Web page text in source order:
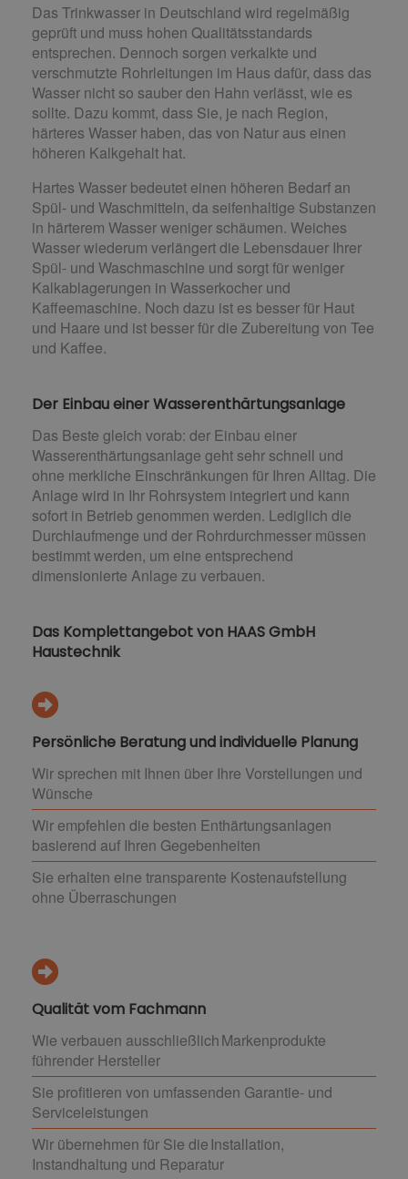
Das Trinkwasser in Deutschland wird regelmäßig
geprüft und muss hohen Qualitätsstandards
entsprechen. Dennoch sorgen verkalkte und
verschmutzte Rohrleitungen im Haus dafür, dass das
Wasser nicht so sauber den Hahn verlässt, wie es
sollte. Dazu kommt, dass Sie, je nach Region,
härteres Wasser haben, das von Natur aus einen
höheren Kalkgehalt hat.
Hartes Wasser bedeutet einen höheren Bedarf an
Spül- und Waschmitteln, da seifenhaltige Substanzen
in härterem Wasser weniger schäumen. Weiches
Wasser wiederum verlängert die Lebensdauer Ihrer
Spül- und Waschmaschine und sorgt für weniger
Kalkablagerungen in Wasserkocher und
Kaffeemaschine. Noch dazu ist es besser für Haut
und Haare und ist besser für die Zubereitung von Tee
und Kaffee.
Der Einbau einer Wasserenthärtungsanlage
Das Beste gleich vorab: der Einbau einer
Wasserenthärtungsanlage geht sehr schnell und
ohne merkliche Einschränkungen für Ihren Alltag. Die
Anlage wird in Ihr Rohrsystem integriert und kann
sofort in Betrieb genommen werden. Lediglich die
Durchlaufmenge und der Rohrdurchmesser müssen
bestimmt werden, um eine entsprechend
dimensionierte Anlage zu verbauen.
Das Komplettangebot von HAAS GmbH
Haustechnik
Persönliche Beratung und individuelle Planung
Wir sprechen mit Ihnen über Ihre Vorstellungen und
Wünsche
Wir empfehlen die besten Enthärtungsanlagen
basierend auf Ihren Gegebenheiten
Sie erhalten eine transparente Kostenaufstellung
ohne Überraschungen
Qualität vom Fachmann
Wie verbauen ausschließlich Markenprodukte
führender Hersteller
Sie profitieren von umfassenden Garantie- und
Serviceleistungen
Wir übernehmen für Sie die Installation,
Instandhaltung und Reparatur